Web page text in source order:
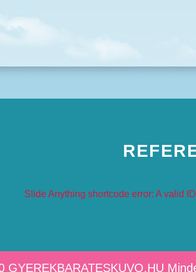
Slide Anything shortcode error: A valid
GYEREKBARATESKUVO.HU